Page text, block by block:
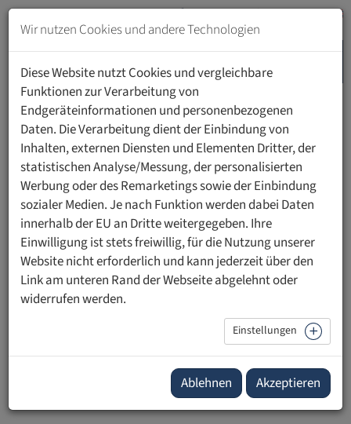
Zum
Inhalt
springen
Navigation
springen
HOME UNIVERSITÄT NEWS ANMELDUNG UFL NEWS
Anmeldung UFL News
Ja, ich möchte zukünftig per E-Mail über News der UFL
informiert werden.
Anrede
Vorname
Wir nutzen Cookies und andere Technologien
Diese Website nutzt Cookies und vergleichbare
Funktionen zur Verarbeitung von
Endgeräteinformationen und personenbezogenen
Daten. Die Verarbeitung dient der Einbindung von
Inhalten, externen Diensten und Elementen Dritter, der
statistischen Analyse/Messung, der personalisierten
Werbung oder des Remarketings sowie der Einbindung
sozialer Medien. Je nach Funktion werden dabei Daten
innerhalb der EU an Dritte weitergegeben. Ihre
Einwilligung ist stets freiwillig, für die Nutzung unserer
Website nicht erforderlich und kann jederzeit über den
Link am unteren Rand der Webseite abgelehnt oder
widerrufen werden.
Einstellungen
Ablehnen Akzeptieren